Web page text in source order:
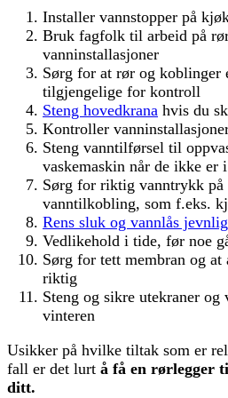
Installer vannstopper på
Bruk fagfolk til arbeid på
vanninstallasjoner
Sørg for at rør og koblinger
tilgjengelige for kontroll
Steng hovedkrana hvis du
Kontroller
Steng vanntilførsel til
vaskemaskin når de ikke er
Sørg for riktig vanntrykk på
vanntilkobling, som f.eks.
Rens sluk og vannlås jevnlig
Vedlikehold i tide, før noe
Sørg for tett membran og at
riktig
Steng og sikre utekraner og
vinteren
Usikker på hvilke tiltak som er
fall er det lurt å få en rørlegger
ditt.